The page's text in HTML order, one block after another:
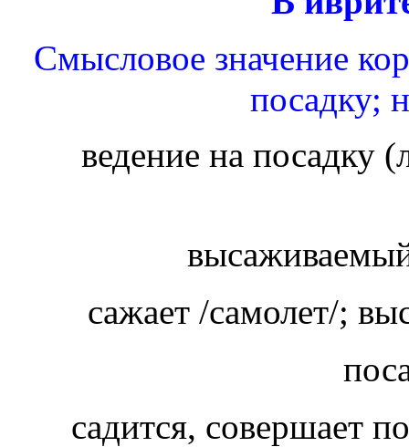
Смысловое значение
посадку;
ведение на посадку
сажает /самолет/;
садится, совершает